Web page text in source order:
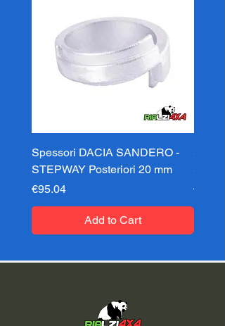
Spessori DACIA SANDERO -
STEPWAY Posteriori 20 mm
Price
€95.04
Add to Cart
Price
€95.04